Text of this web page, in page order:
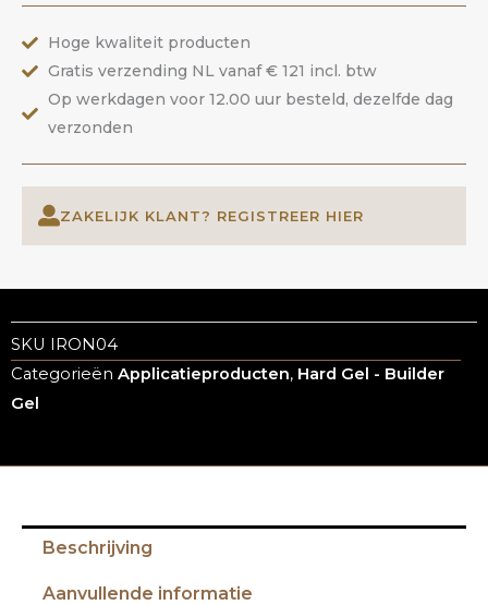
ANOLE
aantal
Hoge kwaliteit producten
Gratis verzending NL vanaf € 121 incl. btw
Op werkdagen voor 12.00 uur besteld, dezelfde dag
verzonden
ZAKELIJK KLANT? REGISTREER HIER
SKU
IRON04
Categorieën Applicatieproducten, Hard Gel - Builder
Gel
Beschrijving
Aanvullende informatie